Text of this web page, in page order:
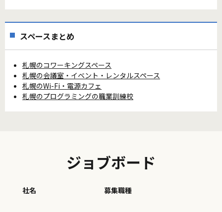
スペースまとめ
札幌のコワーキングスペース
札幌の会議室・イベント・レンタルスペース
札幌のWi-Fi・電源カフェ
札幌のプログラミングの職業訓練校
ジョブボード
社名 募集職種